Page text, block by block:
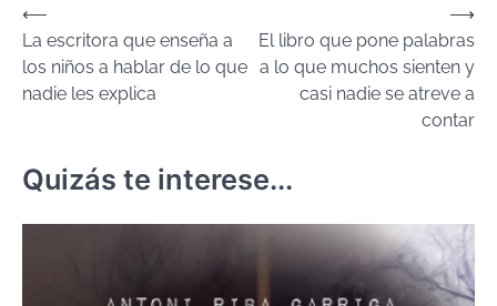
Navegación
de
entradas
⟵
La escritora que enseña a
los niños a hablar de lo que
nadie les explica
El libro que pone palabras
a lo que muchos sienten y
casi nadie se atreve a
contar
⟶
Quizás te interese...